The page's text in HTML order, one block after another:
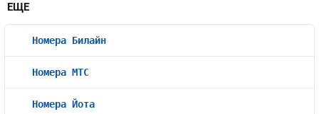
ЕЩЕ
Номера Билайн
Номера МТС
Номера Йота